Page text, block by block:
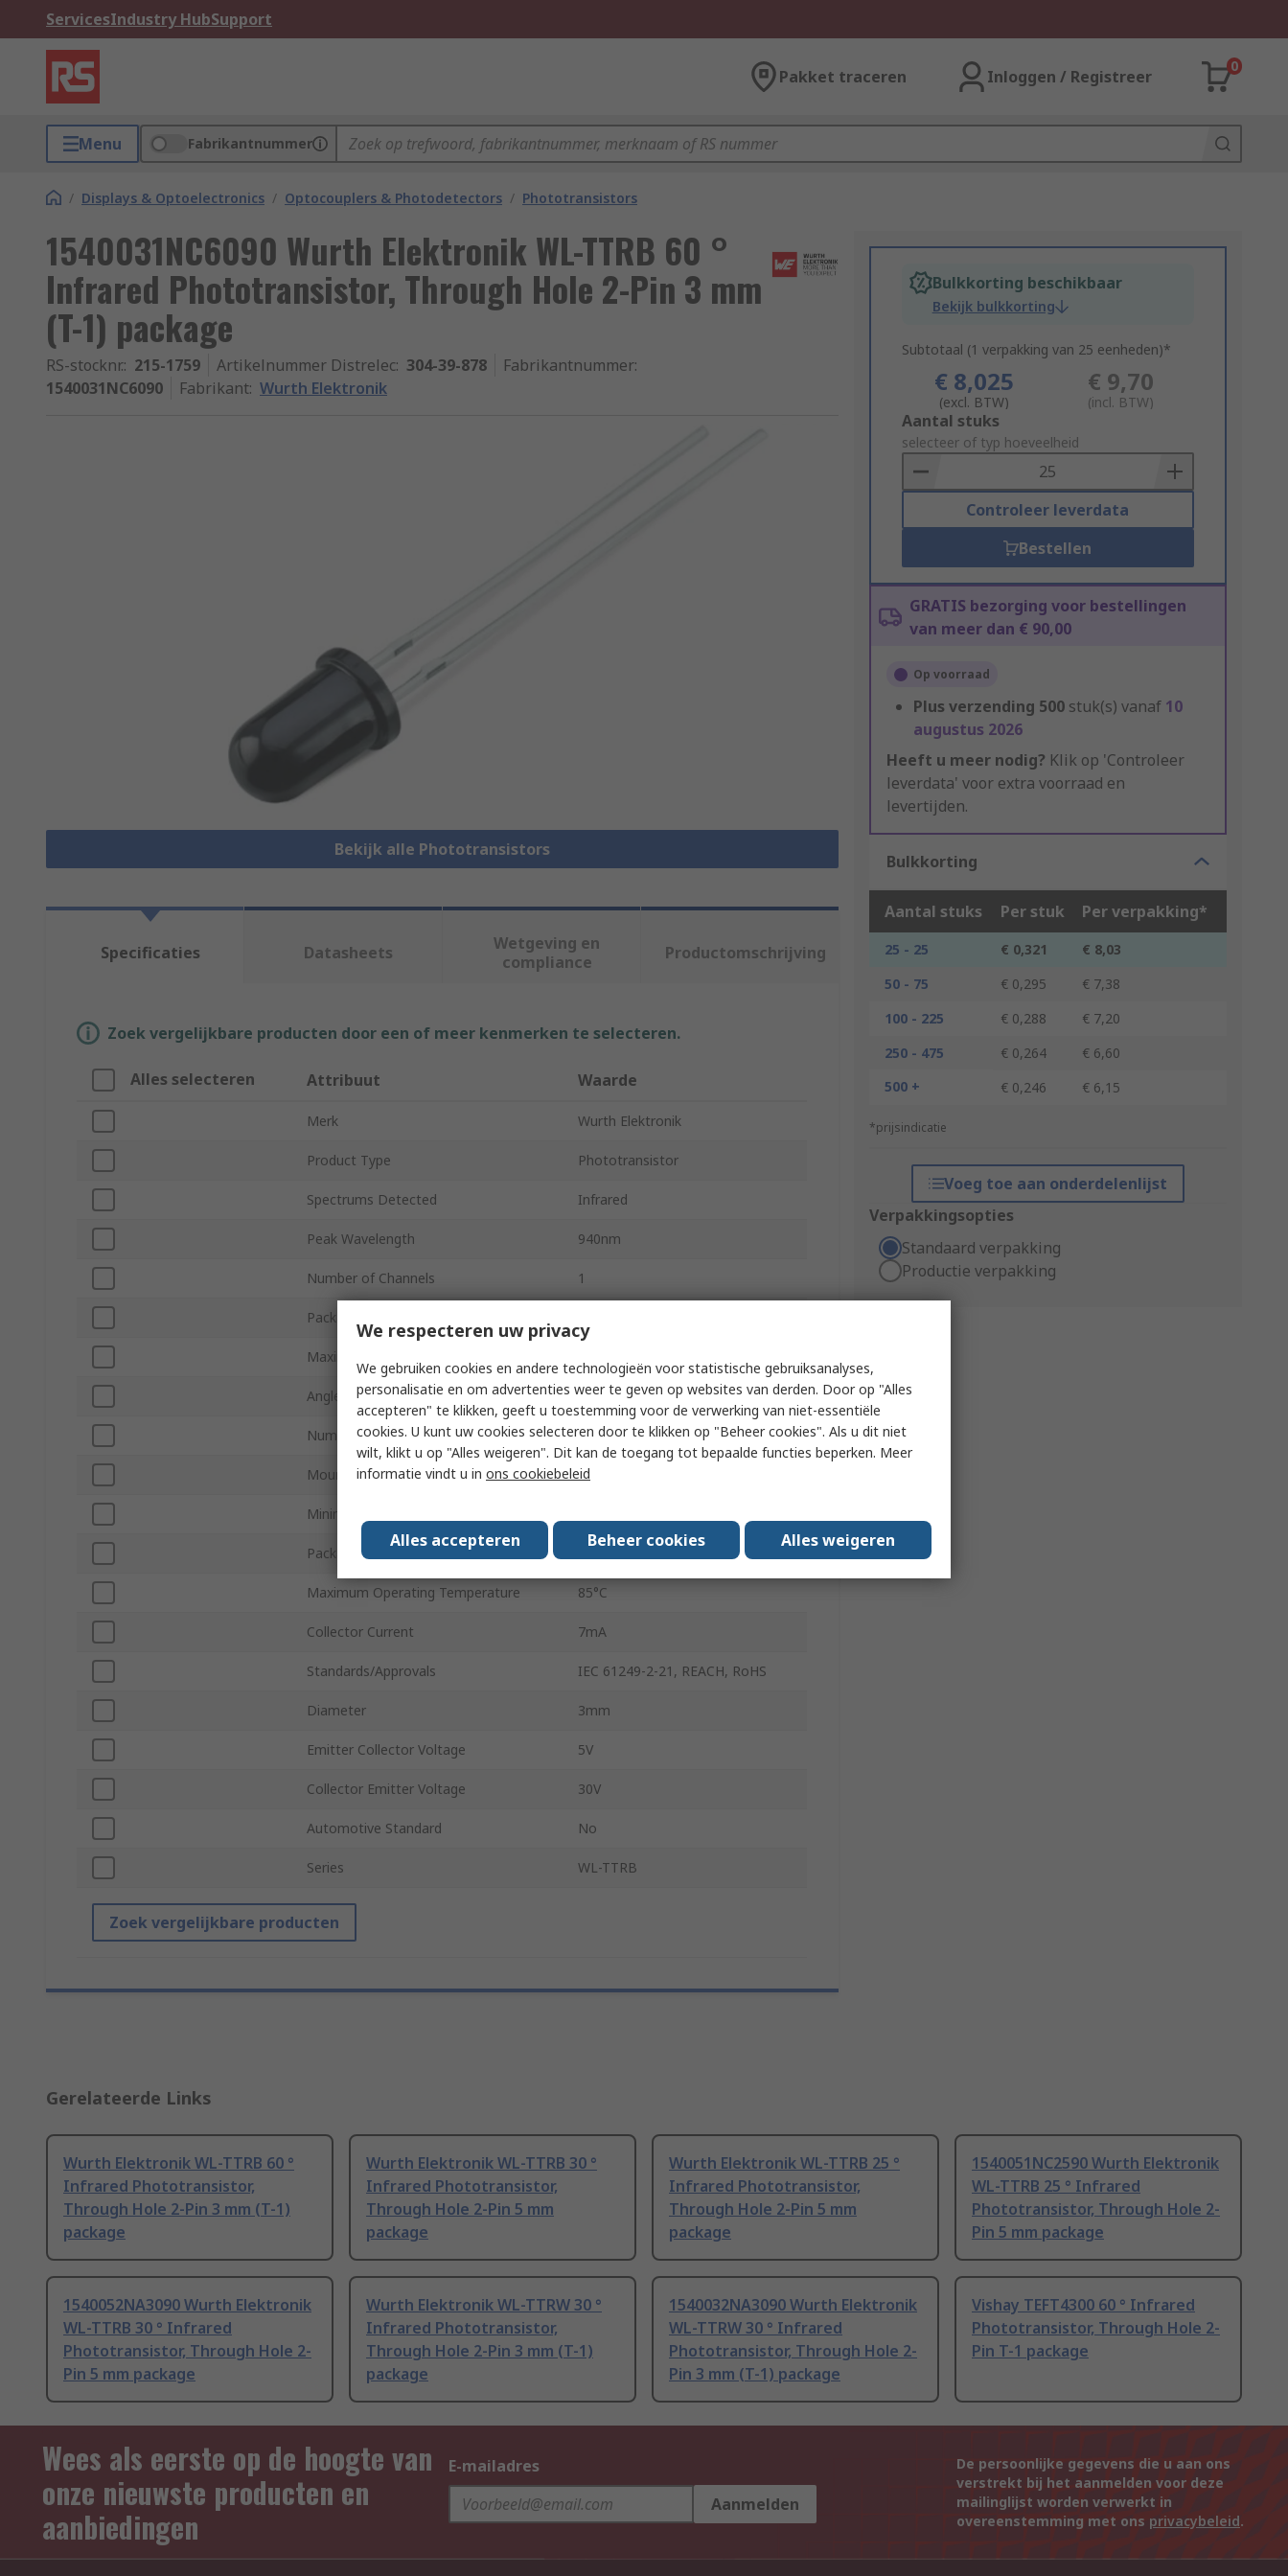
ServicesIndustry HubSupport
Pakket traceren Inloggen / Registreer
0
Menu Fabrikantnummer
/ Displays & Optoelectronics / Optocouplers & Photodetectors / Phototransistors
1540031NC6090 Wurth Elektronik WL-TTRB 60 °
Infrared Phototransistor, Through Hole 2-Pin 3 mm
(T-1) package
RS-stocknr.: 215-1759 Artikelnummer Distrelec: 304-39-878 Fabrikantnummer:
1540031NC6090
Fabrikant: Wurth Elektronik
Bekijk alle Phototransistors
Bulkkorting beschikbaar
Bekijk bulkkorting
Subtotaal (1 verpakking van 25 eenheden)*
€ 8,025
(excl. BTW)
€ 9,70
(incl. BTW)
Add
to
Basket
Aantal stuks
selecteer of typ hoeveelheid
Controleer leverdata
Bestellen
GRATIS bezorging voor bestellingen
van meer dan € 90,00
Op voorraad
Plus verzending 500 stuk(s) vanaf 10
augustus 2026
Heeft u meer nodig? Klik op 'Controleer
leverdata' voor extra voorraad en
levertijden.
Bulkkorting
Aantal stuks Per stuk Per verpakking*
25 - 25 € 0,321
€ 8,03
50 - 75
€ 0,295
€ 7,38
100 - 225
€ 0,288
€ 7,20
250 - 475
€ 0,264
€ 6,60
500 +
€ 0,246 € 6,15
*prijsindicatie
Voeg toe aan onderdelenlijst
Verpakkingsopties
Standaard verpakking
Productie verpakking
Specificaties Datasheets
Wetgeving en
compliance
Productomschrijving
Zoek vergelijkbare producten door een of meer kenmerken te selecteren.
Alles selecteren Attribuut Waarde
Merk Wurth Elektronik
Product Type Phototransistor
Spectrums Detected Infrared
Peak Wavelength 940nm
Number of Channels 1
Packaging
Maximum Light Current
Angle of Half Sensitivity 60 °
Number of Pins 2
Mount Type Through Hole
Minimum Operating Temperature
Package Type
Maximum Operating Temperature 85°C
Collector Current 7mA
Standards/Approvals IEC 61249-2-21, REACH, RoHS
Diameter 3mm
Emitter Collector Voltage 5V
Collector Emitter Voltage 30V
Automotive Standard No
Series WL-TTRB
Zoek vergelijkbare producten
Gerelateerde Links
Wurth Elektronik WL-TTRB 60 °
Infrared Phototransistor,
Through Hole 2-Pin 3 mm (T-1)
package
Wurth Elektronik WL-TTRB 30 °
Infrared Phototransistor,
Through Hole 2-Pin 5 mm
package
Wurth Elektronik WL-TTRB 25 °
Infrared Phototransistor,
Through Hole 2-Pin 5 mm
package
1540051NC2590 Wurth Elektronik
WL-TTRB 25 ° Infrared
Phototransistor, Through Hole 2-
Pin 5 mm package
1540052NA3090 Wurth Elektronik
WL-TTRB 30 ° Infrared
Phototransistor, Through Hole 2-
Pin 5 mm package
Wurth Elektronik WL-TTRW 30 °
Infrared Phototransistor,
Through Hole 2-Pin 3 mm (T-1)
package
1540032NA3090 Wurth Elektronik
WL-TTRW 30 ° Infrared
Phototransistor, Through Hole 2-
Pin 3 mm (T-1) package
Vishay TEFT4300 60 ° Infrared
Phototransistor, Through Hole 2-
Pin T-1 package
Wees als eerste op de hoogte van
onze nieuwste producten en
aanbiedingen
E-mailadres
Aanmelden
De persoonlijke gegevens die u aan ons
verstrekt bij het aanmelden voor deze
mailinglijst worden verwerkt in
overeenstemming met ons privacybeleid.
We respecteren uw privacy
We gebruiken cookies en andere technologieën voor statistische gebruiksanalyses,
personalisatie en om advertenties weer te geven op websites van derden. Door op "Alles
accepteren" te klikken, geeft u toestemming voor de verwerking van niet-essentiële
cookies. U kunt uw cookies selecteren door te klikken op "Beheer cookies". Als u dit niet
wilt, klikt u op "Alles weigeren". Dit kan de toegang tot bepaalde functies beperken. Meer
informatie vindt u in ons cookiebeleid
Alles accepteren Beheer cookies Alles weigeren